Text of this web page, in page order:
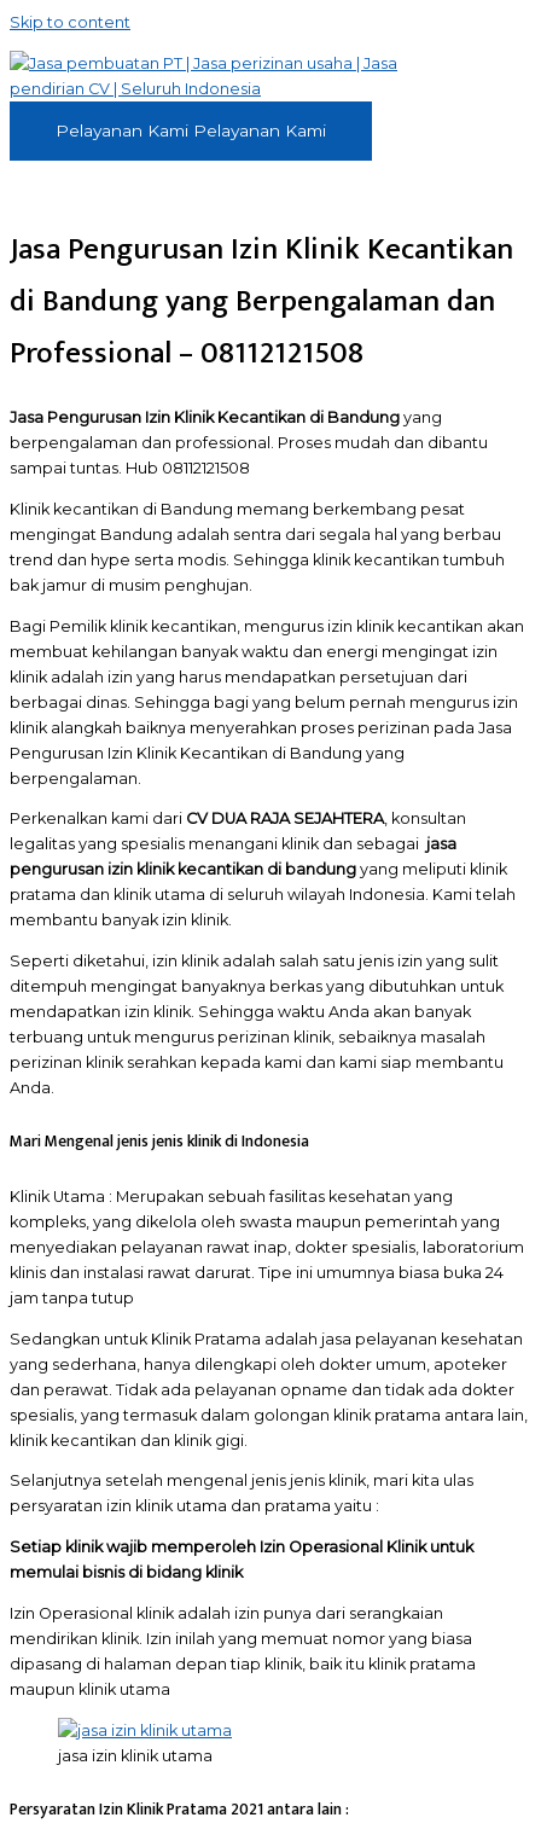
Skip to content
Pelayanan Kami Pelayanan Kami
Jasa Pengurusan Izin Klinik Kecantikan
di Bandung yang Berpengalaman dan
Professional – 08112121508
Jasa Pengurusan Izin Klinik Kecantikan di Bandung yang
berpengalaman dan professional. Proses mudah dan dibantu
sampai tuntas. Hub 08112121508
Klinik kecantikan di Bandung memang berkembang pesat
mengingat Bandung adalah sentra dari segala hal yang berbau
trend dan hype serta modis. Sehingga klinik kecantikan tumbuh
bak jamur di musim penghujan.
Bagi Pemilik klinik kecantikan, mengurus izin klinik kecantikan akan
membuat kehilangan banyak waktu dan energi mengingat izin
klinik adalah izin yang harus mendapatkan persetujuan dari
berbagai dinas. Sehingga bagi yang belum pernah mengurus izin
klinik alangkah baiknya menyerahkan proses perizinan pada Jasa
Pengurusan Izin Klinik Kecantikan di Bandung yang
berpengalaman.
Perkenalkan kami dari CV DUA RAJA SEJAHTERA, konsultan
legalitas yang spesialis menangani klinik dan sebagai jasa
pengurusan izin klinik kecantikan di bandung yang meliputi klinik
pratama dan klinik utama di seluruh wilayah Indonesia. Kami telah
membantu banyak izin klinik.
Seperti diketahui, izin klinik adalah salah satu jenis izin yang sulit
ditempuh mengingat banyaknya berkas yang dibutuhkan untuk
mendapatkan izin klinik. Sehingga waktu Anda akan banyak
terbuang untuk mengurus perizinan klinik, sebaiknya masalah
perizinan klinik serahkan kepada kami dan kami siap membantu
Anda.
Mari Mengenal jenis jenis klinik di Indonesia
Klinik Utama : Merupakan sebuah fasilitas kesehatan yang
kompleks, yang dikelola oleh swasta maupun pemerintah yang
menyediakan pelayanan rawat inap, dokter spesialis, laboratorium
klinis dan instalasi rawat darurat. Tipe ini umumnya biasa buka 24
jam tanpa tutup
Sedangkan untuk Klinik Pratama adalah jasa pelayanan kesehatan
yang sederhana, hanya dilengkapi oleh dokter umum, apoteker
dan perawat. Tidak ada pelayanan opname dan tidak ada dokter
spesialis, yang termasuk dalam golongan klinik pratama antara lain,
klinik kecantikan dan klinik gigi.
Selanjutnya setelah mengenal jenis jenis klinik, mari kita ulas
persyaratan izin klinik utama dan pratama yaitu :
Setiap klinik wajib memperoleh Izin Operasional Klinik untuk
memulai bisnis di bidang klinik
Izin Operasional klinik adalah izin punya dari serangkaian
mendirikan klinik. Izin inilah yang memuat nomor yang biasa
dipasang di halaman depan tiap klinik, baik itu klinik pratama
maupun klinik utama
jasa izin klinik utama
Persyaratan Izin Klinik Pratama 2021 antara lain :